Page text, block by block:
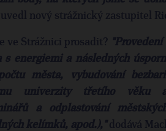
nový strážnický zastupitel
ve Strážnici prosadit?
s energiemi a následných
města, vybudování
univerzity třetího věku
a odplastování
kelímků, apod.),"dodává